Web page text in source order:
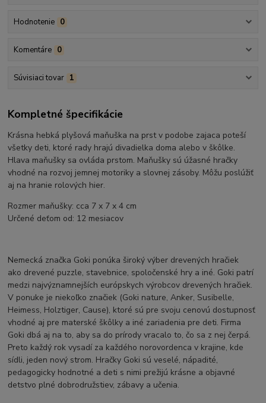
Hodnotenie 0
Komentáre 0
Súvisiaci tovar 1
Kompletné špecifikácie
Krásna hebká plyšová maňuška na prst v podobe zajaca poteší
všetky deti, ktoré rady hrajú divadielka doma alebo v škôlke.
Hlava maňušky sa ovláda prstom. Maňušky sú úžasné hračky
vhodné na rozvoj jemnej motoriky a slovnej zásoby. Môžu poslúžiť
aj na hranie rolových hier.
Rozmer maňušky: cca 7 x 7 x 4 cm
Určené deťom od: 12 mesiacov
Nemecká značka Goki ponúka široký výber drevených hračiek
ako drevené puzzle, stavebnice, spoločenské hry a iné. Goki patrí
medzi najvýznamnejších európskych výrobcov drevených hračiek.
V ponuke je niekoľko značiek (Goki nature, Anker, Susibelle,
Heimess, Holztiger, Cause), ktoré sú pre svoju cenovú dostupnosť
vhodné aj pre materské škôlky a iné zariadenia pre deti. Firma
Goki dbá aj na to, aby sa do prírody vracalo to, čo sa z nej čerpá.
Preto každý rok vysadí za každého norovordenca v krajine, kde
sídli, jeden nový strom. Hračky Goki sú veselé, nápadité,
pedagogicky hodnotné a deti s nimi prežijú krásne a objavné
detstvo plné dobrodružstiev, zábavy a učenia.